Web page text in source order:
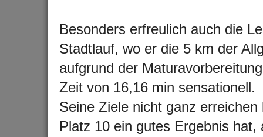
Besonders erfreulich auch die
Stadtlauf, wo er die 5 km der
aufgrund der
Zeit von 16,16 min sensationell.
Seine Ziele nicht ganz
Platz 10 ein gutes Ergebnis